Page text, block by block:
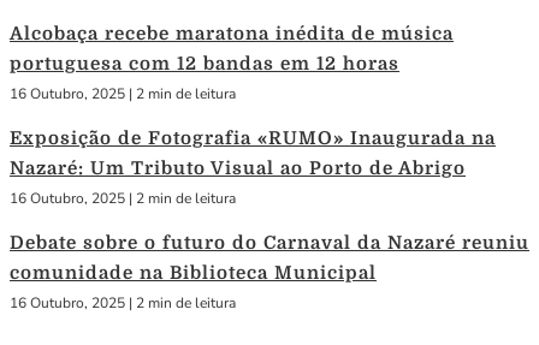
Alcobaça recebe maratona inédita de música
portuguesa com 12 bandas em 12 horas
16 Outubro, 2025 | 2 min de leitura
Exposição de Fotografia «RUMO» Inaugurada na
Nazaré: Um Tributo Visual ao Porto de Abrigo
16 Outubro, 2025 | 2 min de leitura
Debate sobre o futuro do Carnaval da Nazaré reuniu
comunidade na Biblioteca Municipal
16 Outubro, 2025 | 2 min de leitura